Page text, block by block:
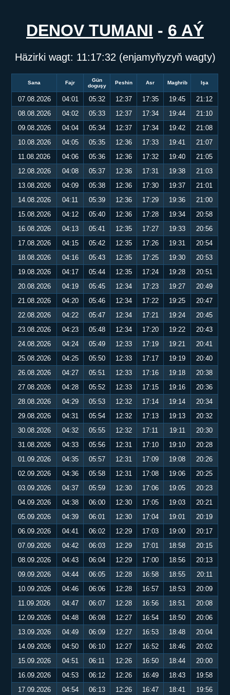
DENOV TUMANI - 6 AÝ
Häzirki wagt: 11:17:32 (enjamyňyzyň wagty)
Sana Fajr
Gün
doguşy
Peshin Asr Maghrib Işa
07.08.2026 04:01 05:32 12:37 17:35 19:45
21:12
08.08.2026
04:02 05:33 12:37 17:34 19:44
21:10
09.08.2026
04:04 05:34 12:37 17:34 19:42
21:08
10.08.2026
04:05 05:35 12:36 17:33 19:41
21:07
11.08.2026
04:06 05:36 12:36 17:32 19:40
21:05
12.08.2026
04:08 05:37 12:36 17:31 19:38
21:03
13.08.2026
04:09 05:38 12:36 17:30 19:37
21:01
14.08.2026
04:11 05:39 12:36 17:29 19:36
21:00
15.08.2026
04:12 05:40 12:36 17:28 19:34
20:58
16.08.2026
04:13 05:41 12:35 17:27 19:33
20:56
17.08.2026
04:15 05:42 12:35 17:26 19:31
20:54
18.08.2026
04:16 05:43 12:35 17:25 19:30
20:53
19.08.2026
04:17 05:44 12:35 17:24 19:28
20:51
20.08.2026
04:19 05:45 12:34 17:23 19:27
20:49
21.08.2026
04:20 05:46 12:34 17:22 19:25
20:47
22.08.2026
04:22 05:47 12:34 17:21 19:24
20:45
23.08.2026
04:23 05:48 12:34 17:20 19:22
20:43
24.08.2026
04:24 05:49 12:33 17:19 19:21
20:41
25.08.2026
04:25 05:50 12:33 17:17 19:19
20:40
26.08.2026
04:27 05:51 12:33 17:16 19:18
20:38
27.08.2026
04:28 05:52 12:33 17:15 19:16
20:36
28.08.2026
04:29 05:53 12:32 17:14 19:14
20:34
29.08.2026
04:31 05:54 12:32 17:13 19:13
20:32
30.08.2026
04:32 05:55 12:32 17:11 19:11
20:30
31.08.2026
04:33 05:56 12:31 17:10 19:10
20:28
01.09.2026
04:35 05:57 12:31 17:09 19:08
20:26
02.09.2026
04:36 05:58 12:31 17:08 19:06
20:25
03.09.2026
04:37 05:59 12:30 17:06 19:05
20:23
04.09.2026
04:38 06:00 12:30 17:05 19:03
20:21
05.09.2026
04:39 06:01 12:30 17:04 19:01
20:19
06.09.2026
04:41 06:02 12:29 17:03 19:00
20:17
07.09.2026
04:42 06:03 12:29 17:01 18:58
20:15
08.09.2026
04:43 06:04 12:29 17:00 18:56
20:13
09.09.2026
04:44 06:05 12:28 16:58 18:55
20:11
10.09.2026
04:46 06:06 12:28 16:57 18:53
20:09
11.09.2026
04:47 06:07 12:28 16:56 18:51
20:08
12.09.2026
04:48 06:08 12:27 16:54 18:50
20:06
13.09.2026
04:49 06:09 12:27 16:53 18:48
20:04
14.09.2026
04:50 06:10 12:27 16:52 18:46
20:02
15.09.2026
04:51 06:11 12:26 16:50 18:44
20:00
16.09.2026
04:53 06:12 12:26 16:49 18:43
19:58
17.09.2026
04:54 06:13 12:26 16:47 18:41
19:56